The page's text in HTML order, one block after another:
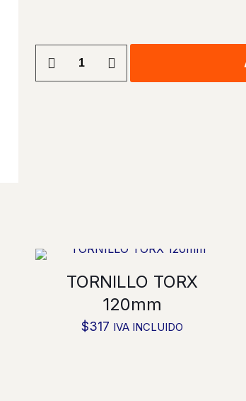
6X1
Alternative:
TORNILLO TORX
120mm
$317 IVA INCLUIDO